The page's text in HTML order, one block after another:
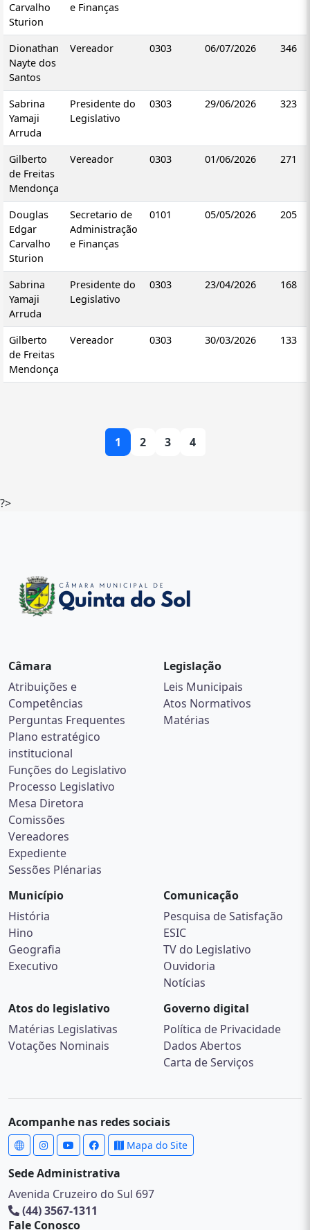
Carvalho
Sturion
e Finanças
Dionathan
Nayte dos
Santos
Vereador 0303 06/07/2026 346
Sabrina
Yamaji
Arruda
Presidente do
Legislativo
0303 29/06/2026 323
Gilberto
de Freitas
Mendonça
Vereador 0303 01/06/2026 271
Douglas
Edgar
Carvalho
Sturion
Secretario de
Administração
e Finanças
0101 05/05/2026 205
Sabrina
Yamaji
Arruda
Presidente do
Legislativo
0303 23/04/2026 168
Gilberto
de Freitas
Mendonça
Vereador 0303 30/03/2026 133
1 2 3 4
?>
Câmara
Atribuições e
Competências
Perguntas Frequentes
Plano estratégico
institucional
Funções do Legislativo
Processo Legislativo
Mesa Diretora
Comissões
Vereadores
Expediente
Sessões Plénarias
Legislação
Leis Municipais
Atos Normativos
Matérias
Município
História
Hino
Geografia
Executivo
Comunicação
Pesquisa de Satisfação
ESIC
TV do Legislativo
Ouvidoria
Notícias
Atos do legislativo
Matérias Legislativas
Votações Nominais
Governo digital
Política de Privacidade
Dados Abertos
Carta de Serviços
Acompanhe nas redes sociais
Mapa do Site
Sede Administrativa
Avenida Cruzeiro do Sul 697
(44) 3567-1311
Fale Conosco